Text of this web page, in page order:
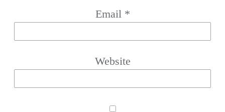
Email *
Website